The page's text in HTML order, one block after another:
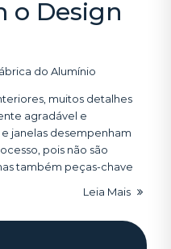
o Design
do Alumínio
muitos detalhes
agradável e
janelas desempenham
pois não são
também peças-chave
Leia Mais